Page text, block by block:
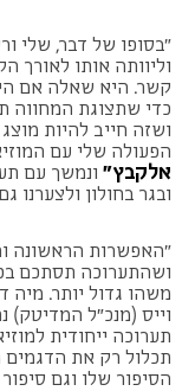
"בסופו של דבר, שלי
קשר. היא שאלה אם
כדי שתצוגת המחווה
ושזה חייב להיות
הפעולה שלי עם
אלקבץ" ונמשך עם
ובגר בחולון ולצערנו
"האפשרות הראשונה
ושהתערוכה תסתכם
משהו גדול יותר. מיה
וייס (מנכ״ל המדיטק)
תערוכה ייחודית
תכלול רק את
הסיפור שלו וגם